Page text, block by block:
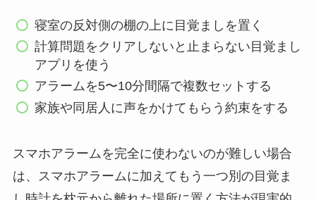
寝室の反対側の棚の上に目覚ましを置く
計算問題をクリアしないと止まらない目覚まし
アプリを使う
アラームを5〜10分間隔で複数セットする
家族や同居人に声をかけてもらう約束をする
スマホアラームを完全に使わないのが難しい場合
は、スマホアラームに加えてもう一つ別の目覚ま